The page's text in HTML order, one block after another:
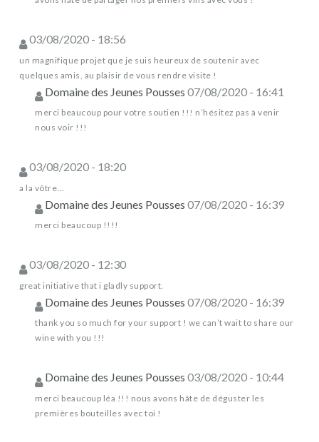
03/08/2020 - 18:56
un magnifique projet que je suis heureux de soutenir avec
quelques amis, au plaisir de vous rendre visite !
Domaine des Jeunes Pousses 07/08/2020 - 16:41
merci beaucoup pour votre soutien !!! n’hésitez pas à venir
nous voir !!!
03/08/2020 - 18:20
a la vôtre...
Domaine des Jeunes Pousses 07/08/2020 - 16:39
merci beaucoup !!!!
03/08/2020 - 12:30
great initiative that i gladly support.
Domaine des Jeunes Pousses 07/08/2020 - 16:39
thank you so much for your support ! we can’t wait to share our
wine with you !!!
Domaine des Jeunes Pousses 03/08/2020 - 10:44
merci beaucoup léa !!! nous avons hâte de déguster les
premières bouteilles avec toi !